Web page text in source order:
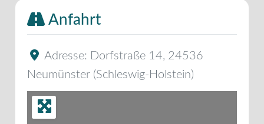
Anfahrt
Adresse: Dorfstraße 14, 24536
Neumünster (Schleswig-Holstein)